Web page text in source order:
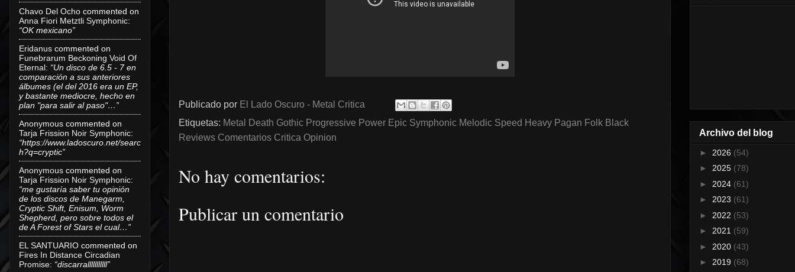
Publicado por El Lado Oscuro - Metal Critica
Etiquetas: Metal Death Gothic Progressive Power Epic Symphonic Melodic Speed Heavy Pagan Folk Black
Reviews Comentarios Critica Opinion
No hay comentarios:
Publicar un comentario
Chavo Del Ocho commented on
Anna Fiori Metztli Symphonic:
“OK mexicano”
Eridanus commented on
Funebrarum Beckoning Void Of
Eternal: “Un disco de 6.5 - 7 en
comparación a sus anteriores
álbumes (el del 2016 era un EP,
y bastante mediocre, hecho en
plan "para salir al paso"…”
Anonymous commented on
Tarja Frission Noir Symphonic:
“https://www.ladoscuro.net/searc
h?q=cryptic”
Anonymous commented on
Tarja Frission Noir Symphonic:
“me gustaría saber tu opinión
de los discos de Manegarm,
Cryptic Shift, Enisum, Worm
Shepherd, pero sobre todos el
de A Forest of Stars el cual…”
EL SANTUARIO commented on
Fires In Distance Circadian
Promise: “discarralllllllllll”
Archivo del blog
► 2026 (54)
► 2025 (78)
► 2024 (61)
► 2023 (61)
► 2022 (53)
► 2021 (59)
► 2020 (43)
► 2019 (68)